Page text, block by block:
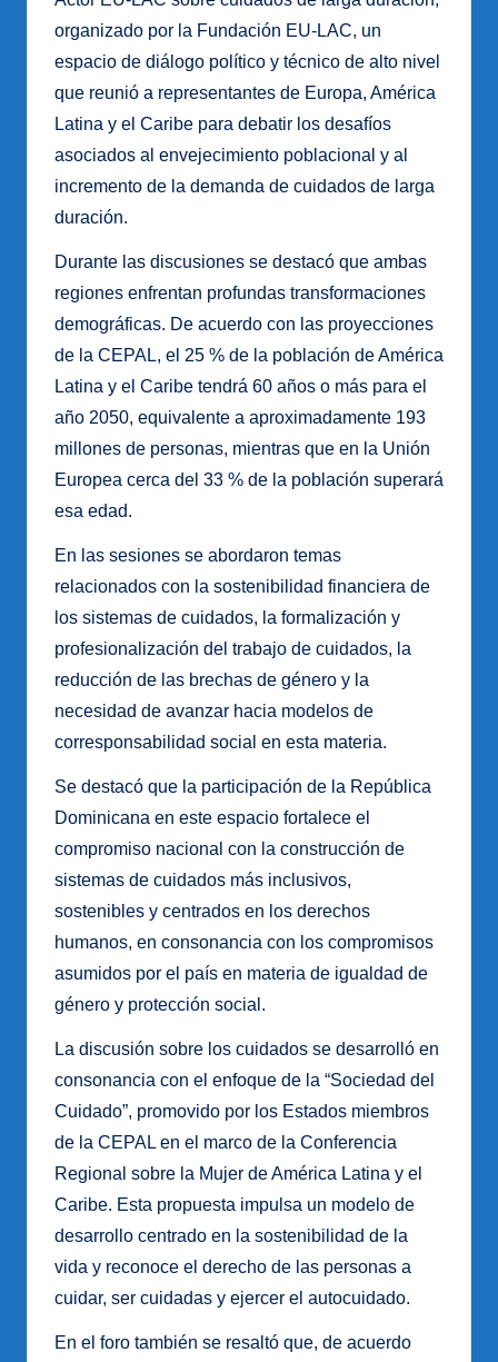
organizado por la Fundación EU-LAC, un
espacio de diálogo político y técnico de alto nivel
que reunió a representantes de Europa, América
Latina y el Caribe para debatir los desafíos
asociados al envejecimiento poblacional y al
incremento de la demanda de cuidados de larga
duración.
Durante las discusiones se destacó que ambas
regiones enfrentan profundas transformaciones
demográficas. De acuerdo con las proyecciones
de la CEPAL, el 25 % de la población de América
Latina y el Caribe tendrá 60 años o más para el
año 2050, equivalente a aproximadamente 193
millones de personas, mientras que en la Unión
Europea cerca del 33 % de la población superará
esa edad.
En las sesiones se abordaron temas
relacionados con la sostenibilidad financiera de
los sistemas de cuidados, la formalización y
profesionalización del trabajo de cuidados, la
reducción de las brechas de género y la
necesidad de avanzar hacia modelos de
corresponsabilidad social en esta materia.
Se destacó que la participación de la República
Dominicana en este espacio fortalece el
compromiso nacional con la construcción de
sistemas de cuidados más inclusivos,
sostenibles y centrados en los derechos
humanos, en consonancia con los compromisos
asumidos por el país en materia de igualdad de
género y protección social.
La discusión sobre los cuidados se desarrolló en
consonancia con el enfoque de la “Sociedad del
Cuidado”, promovido por los Estados miembros
de la CEPAL en el marco de la Conferencia
Regional sobre la Mujer de América Latina y el
Caribe. Esta propuesta impulsa un modelo de
desarrollo centrado en la sostenibilidad de la
vida y reconoce el derecho de las personas a
cuidar, ser cuidadas y ejercer el autocuidado.
En el foro también se resaltó que, de acuerdo